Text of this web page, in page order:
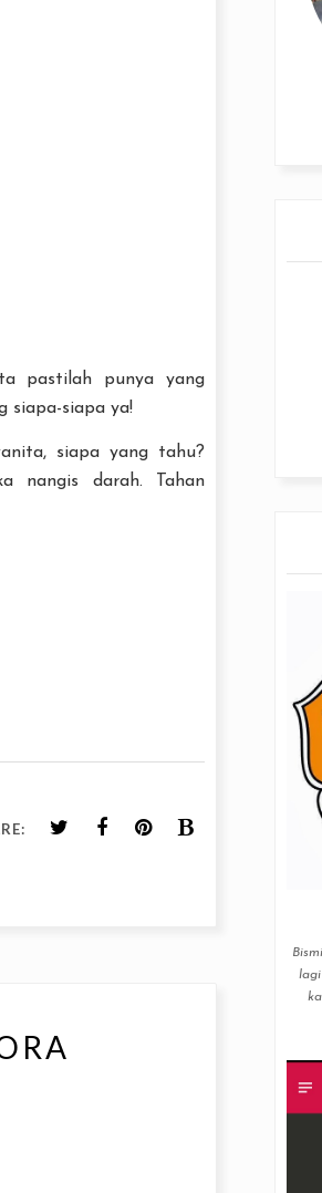
pastilah punya yang
siapa-siapa ya!
siapa yang tahu?
nangis darah. Tahan
lagi